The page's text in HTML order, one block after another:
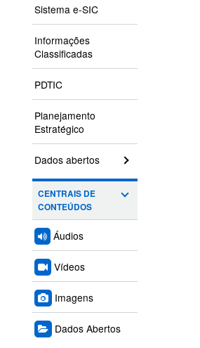
Sistema e-SIC
Informações
Classificadas
PDTIC
Planejamento
Estratégico
Dados abertos
CENTRAIS DE
CONTEÚDOS
Áudios
Vídeos
Imagens
Dados Abertos